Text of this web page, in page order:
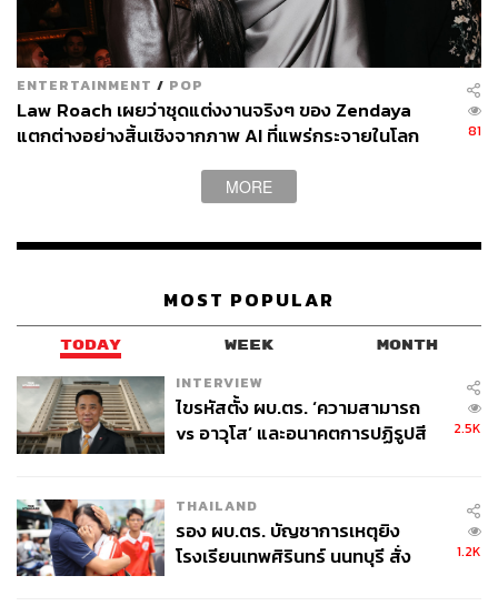
อ้างอิง:
goo.gl/r8X8aU
TAGS: The Marvel Experience Thailand Iron Man
Thor
Black Widow
Wolverine
นพปฎล เจสัน จิรสันติ์
Spider-Man
Marvel
210
อรัณย์ หนองพล
Content Creator ประจำกองไลฟ์สไตล์สำนัก
ข่าว THE STANDARD
ENTERTAINMENT / POP
Law Roach เผยว่าชุดแต่งงานจริงๆ ของ Zendaya
แตกต่างอย่างสิ้นเชิงจากภาพ AI ที่แพร่กระจายในโลก
81
MORE
MOST POPULAR
TODAY WEEK MONTH
INTERVIEW
ไขรหัสตั้ง ผบ.ตร. ‘ความสามารถ
vs อาวุโส’ และอนาคตการปฏิรูปสี
2.5K
THAILAND
รอง ผบ.ตร. บัญชาการเหตุยิง
โรงเรียนเทพศิรินทร์ นนทบุรี สั่ง
1.2K